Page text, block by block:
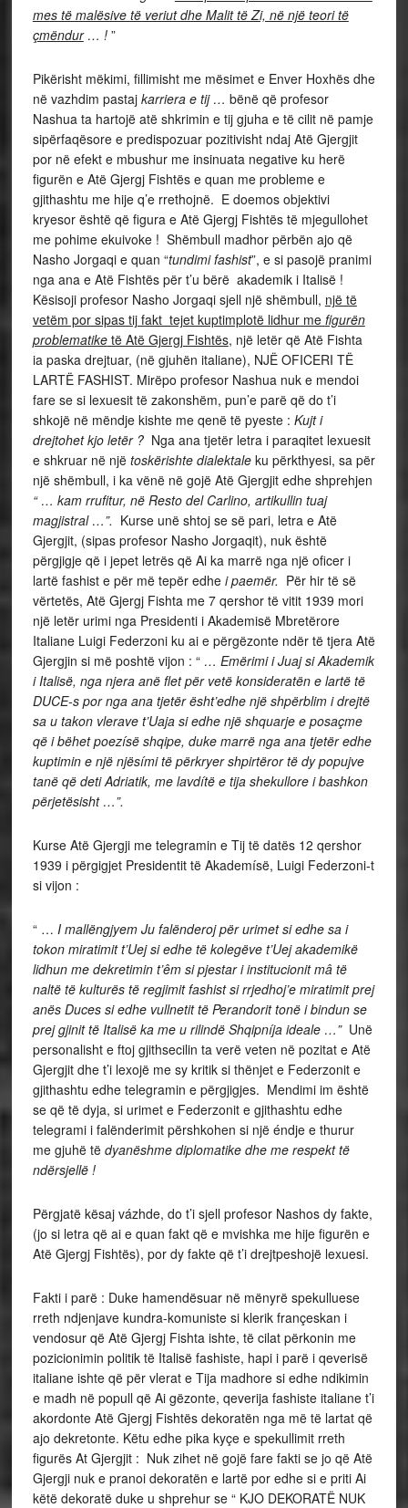
mes të malësive të veriut dhe Malit të Zi, në një teori të
çmëndur… !”
Pikërisht mëkimi, fillimisht me mësimet e Enver Hoxhës dhe
në vazhdim pastaj karriera e tij … bënë që profesor
Nashua ta hartojë atë shkrimin e tij gjuha e të cilit në pamje
sipërfaqësore e predispozuar pozitivisht ndaj Atë Gjergjit
por në efekt e mbushur me insinuata negative ku herë
figurën e Atë Gjergj Fishtës e quan me probleme e
gjithashtu me hije q’e rrethojnë. E doemos objektivi
kryesor është që figura e Atë Gjergj Fishtës të mjegullohet
me pohime ekuivoke ! Shëmbull madhor përbën ajo që
Nasho Jorgaqi e quan “tundimi fashist”, e si pasojë pranimi
nga ana e Atë Fishtës për t’u bërë akademik i Italisë !
Kësisoji profesor Nasho Jorgaqi sjell një shëmbull, një të
vetëm por sipas tij fakt tejet kuptimplotë lidhur me figurën
problematiketë Atë Gjergj Fishtës, një letër që Atë Fishta
ia paska drejtuar, (në gjuhën italiane), NJË OFICERI TË
LARTË FASHIST. Mirëpo profesor Nashua nuk e mendoi
fare se si lexuesit të zakonshëm, pun’e parë që do t’i
shkojë në mëndje kishte me qenë të pyeste : Kujt i
drejtohet kjo letër ?Nga ana tjetër letra i paraqitet lexuesit
e shkruar në një toskërishte dialektaleku përkthyesi, sa për
një shëmbull, i ka vënë në gojë Atë Gjergjit edhe shprehjen
“ … kam rrufitur, në Resto del Carlino, artikullin tuaj
magjistral …”. Kurse unë shtoj se së pari, letra e Atë
Gjergjit, (sipas profesor Nasho Jorgaqit), nuk është
përgjigje që i jepet letrës që Ai ka marrë nga një oficer i
lartë fashist e për më tepër edhe i paemër. Për hir të së
vërtetës, Atë Gjergj Fishta me 7 qershor të vitit 1939 mori
një letër urimi nga Presidenti i Akademisë Mbretërore
Italiane Luigi Federzoni ku ai e përgëzonte ndër të tjera Atë
Gjergjin si më poshtë vijon : “ … Emërimi i Juaj si Akademik
i Italisë, nga njera anë flet për vetë konsideratën e lartë të
DUCE-s por nga ana tjetër ësht’edhe një shpërblim i drejtë
sa u takon vlerave t’Uaja si edhe një shquarje e posaçme
që i bëhet poezísë shqipe, duke marrë nga ana tjetër edhe
kuptimin e një njësími të përkryer shpirtëror të dy popujve
tanë që deti Adriatik, me lavdítë e tija shekullore i bashkon
përjetësisht …”.
Kurse Atë Gjergji me telegramin e Tij të datës 12 qershor
1939 i përgigjet Presidentit të Akademísë, Luigi Federzoni-t
si vijon :
“ … I mallëngjyem Ju falënderoj për urimet si edhe sa i
tokon miratimit t’Uej si edhe të kolegëve t’Uej akademikë
lidhun me dekretimin t’êm si pjestar i institucionit mâ të
naltë të kulturës të regjimit fashist si rrjedhoj’e miratimit prej
anës Duces si edhe vullnetit të Perandorit tonë i bindun se
prej gjinit të Italisë ka me u rilindë Shqipníja ideale …” Unë
personalisht e ftoj gjithsecilin ta verë veten në pozitat e Atë
Gjergjit dhe t’i lexojë me sy kritik si thënjet e Federzonit e
gjithashtu edhe telegramin e përgjigjes. Mendimi im është
se që të dyja, si urimet e Federzonit e gjithashtu edhe
telegrami i falënderimit përshkohen si një éndje e thurur
me gjuhë të dyanëshme diplomatike dhe me respekt të
ndërsjellë !
Përgjatë kësaj vázhde, do t’i sjell profesor Nashos dy fakte,
(jo si letra që ai e quan fakt që e mvishka me hije figurën e
Atë Gjergj Fishtës), por dy fakte që t’i drejtpeshojë lexuesi.
Fakti i parë : Duke hamendësuar në mënyrë spekulluese
rreth ndjenjave kundra-komuniste si klerik françeskan i
vendosur që Atë Gjergj Fishta ishte, të cilat përkonin me
pozicionimin politik të Italisë fashiste, hapi i parë i qeverisë
italiane ishte që për vlerat e Tija madhore si edhe ndikimin
e madh në popull që Ai gëzonte, qeverija fashiste italiane t’i
akordonte Atë Gjergj Fishtës dekoratën nga më të lartat që
ajo dekretonte. Këtu edhe pika kyçe e spekullimit rreth
figurës At Gjergjit : Nuk zihet në gojë fare fakti se jo që Atë
Gjergji nuk e pranoi dekoratën e lartë por edhe si e priti Ai
këtë dekoratë duke u shprehur se “ KJO DEKORATË NUK